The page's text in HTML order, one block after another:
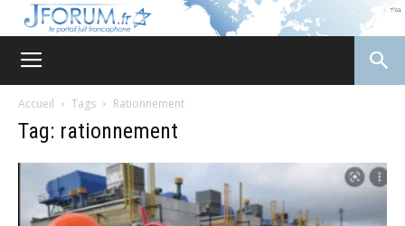
Accueil Tags Rationnement
Tag: rationnement